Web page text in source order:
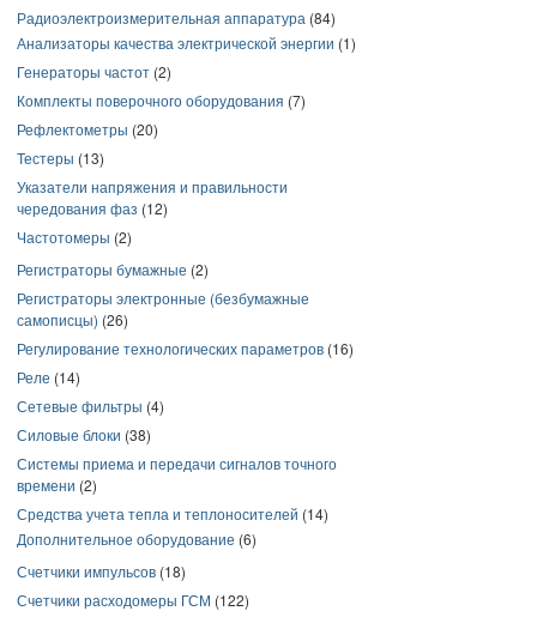
Радиоэлектроизмерительная аппаратура (84)
Анализаторы качества электрической энергии (1)
Генераторы частот (2)
Комплекты поверочного оборудования (7)
Рефлектометры (20)
Тестеры (13)
Указатели напряжения и правильности
чередования фаз (12)
Частотомеры (2)
Регистраторы бумажные (2)
Регистраторы электронные (безбумажные
самописцы) (26)
Регулирование технологических параметров (16)
Реле (14)
Сетевые фильтры (4)
Силовые блоки (38)
Системы приема и передачи сигналов точного
времени (2)
Средства учета тепла и теплоносителей (14)
Дополнительное оборудование (6)
Счетчики импульсов (18)
Счетчики расходомеры ГСМ (122)